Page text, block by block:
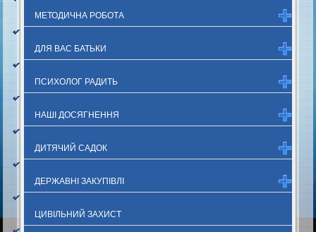
МЕТОДИЧНА РОБОТА
ДЛЯ ВАС БАТЬКИ
ПСИХОЛОГ РАДИТЬ
НАШІ ДОСЯГНЕННЯ
ДИТЯЧИЙ САДОК
ДЕРЖАВНІ ЗАКУПІВЛІ
ЦИВІЛЬНИЙ ЗАХИСТ